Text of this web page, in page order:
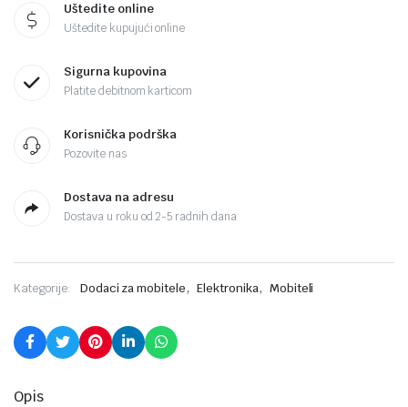
Uštedite online
Uštedite kupujući online
Sigurna kupovina
Platite debitnom karticom
Korisnička podrška
Pozovite nas
Dostava na adresu
Dostava u roku od 2-5 radnih dana
Kategorije: Dodaci za mobitele, Elektronika, Mobiteli
Opis